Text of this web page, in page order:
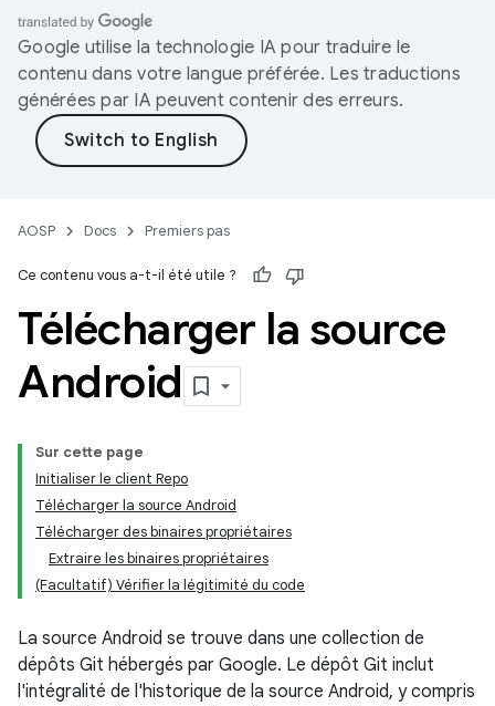
Google utilise la technologie IA pour traduire le
contenu dans votre langue préférée. Les traductions
générées par IA peuvent contenir des erreurs.
AOSP Docs Premiers pas
Ce contenu vous a-t-il été utile ?
Télécharger la source
Android
Sur cette page
Initialiser le client Repo
Télécharger la source Android
Télécharger des binaires propriétaires
Extraire les binaires propriétaires
(Facultatif) Vérifier la légitimité du code
La source Android se trouve dans une collection de
dépôts Git hébergés par Google. Le dépôt Git inclut
l'intégralité de l'historique de la source Android, y compris